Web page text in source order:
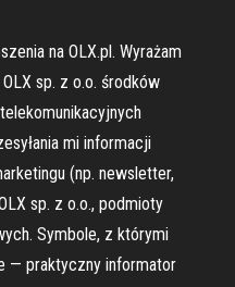
na OLX.pl. Wyrażam
sp. z o.o. środków
mi informacji
(np. newsletter,
sp. z o.o., podmioty
Symbole, z którymi
— praktyczny informator